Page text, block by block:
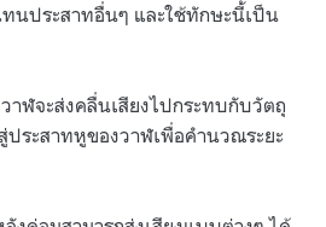
ทนประสาทอื่นๆ และใช้ทักษะนี้เป็น
าฬจะส่งคลื่นเสียงไปกระทบกับวัตถุ
ระสาทหูของวาฬเพื่อคำนวณระยะ